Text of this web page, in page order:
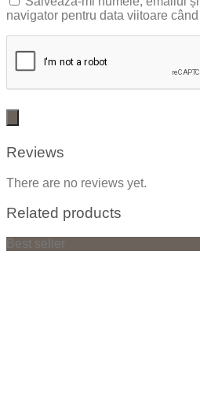
navigator pentru data viitoare
Reviews
There are no reviews yet.
Related products
Best seller